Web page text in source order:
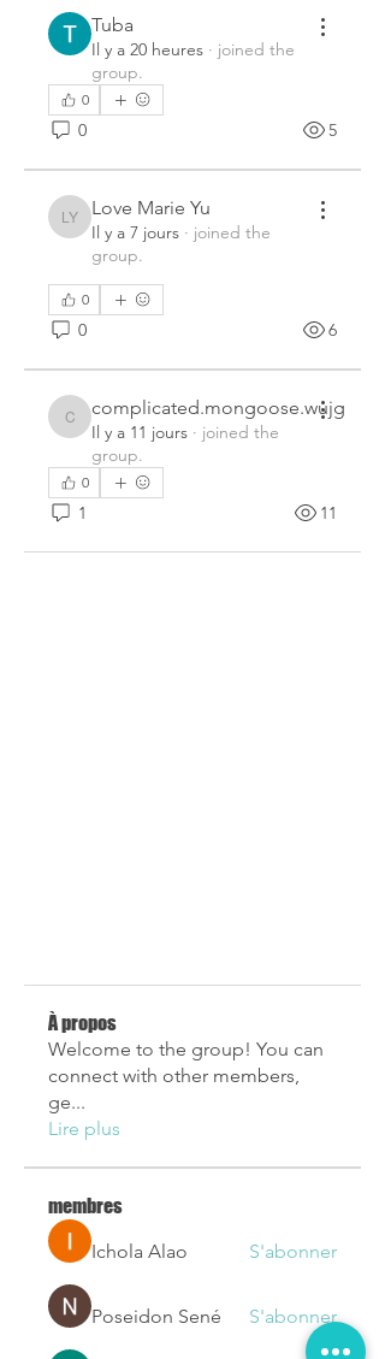
Tuba
Il y a 20 heures · joined the
group.
0
0 5
Love Marie Yu
Love Marie Yu
Il y a 7 jours · joined the
group.
0
0 6
complicated.mongoose.wujg
complicated.mongoose.wujg
Il y a 11 jours · joined the
group.
0
1 11
À propos
Welcome to the group! You can
connect with other members,
ge...
Lire plus
membres
Ichola Alao
S'abonner
Poseidon Sené S'abonner